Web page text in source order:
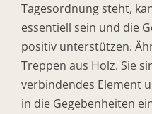
Tagesordnung steht,
essentiell sein und die
positiv unterstützen.
Treppen aus Holz. Sie
verbindendes Element
in die Gegebenheiten